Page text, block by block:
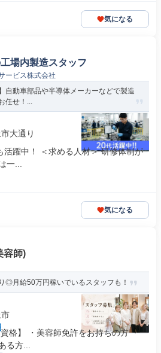
気になる
場内製造スタッフ
ービス株式会社
自動車部品や半導体メーカーなどで製造
任せ！...
大通り
活躍中！ ＜求める人材＞ 研修体制が
一...
気になる
容師)
◎月給50万円稼いでいるスタッフも！
格】 ・美容師免許をお持ちの方 ・一
る方...